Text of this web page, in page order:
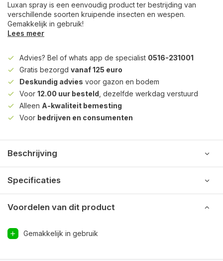
Luxan spray is een eenvoudig product ter bestrijding van
verschillende soorten kruipende insecten en wespen.
Gemakkelijk in gebruik!
Lees meer
Advies? Bel of whats app de specialist 0516-231001
Gratis bezorgd vanaf 125 euro
Deskundig advies voor gazon en bodem
Voor 12.00 uur besteld , dezelfde werkdag verstuurd
Alleen A-kwaliteit bemesting
Voor bedrijven en consumenten
Beschrijving
Specificaties
Voordelen van dit product
Gemakkelijk in gebruik